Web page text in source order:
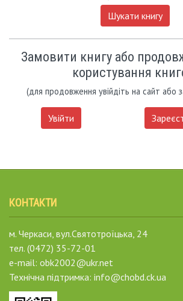
Шукати книгу
Замовити книгу або
користування
(для продовження увійдіть на сайт або
Увійти
КОНТАКТИ
м. Черкаси, вул.Святотроїцька, 24
тел. (0472) 35-72-01
e-mail: obk2002@ukr.net
Технічна підтримка: info@chobd.ck.ua